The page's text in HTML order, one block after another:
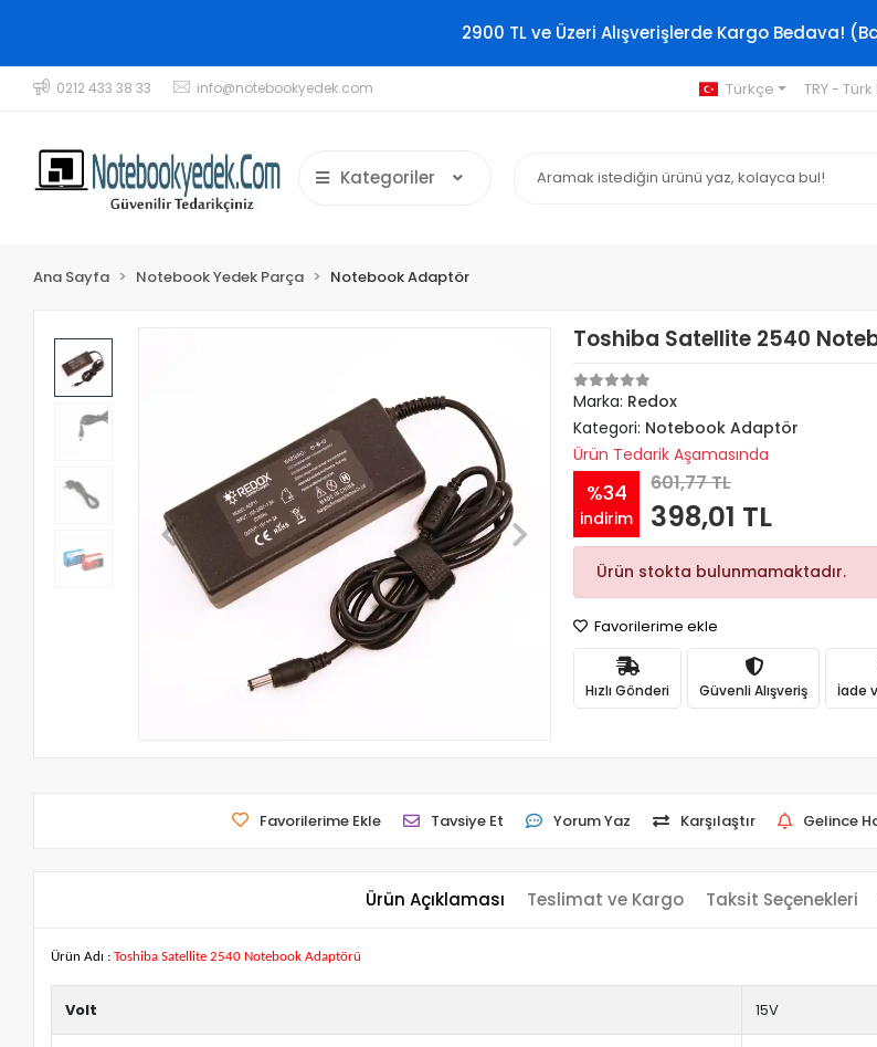
2900 TL ve Üzeri Alışverişlerde Kargo Bedava!
0212 433 38 33 info@notebookyedek.com Türkçe TRY - Türk
Kategoriler
Ana Sayfa Notebook Yedek Parça Notebook Adaptör
Toshiba Satellite 2540
Marka: Redox
Kategori: Notebook Adaptör
Ürün Tedarik Aşamasında
%34
indirim
601,77 TL
398,01 TL
Ürün stokta bulunmamaktadır.
Favorilerime ekle
Hızlı Gönderi Güvenli Alışveriş İade
Favorilerime Ekle Tavsiye Et Yorum Yaz Karşılaştır Gelince
Ürün Açıklaması Teslimat ve Kargo Taksit Seçenekleri
Ürün Adı : Toshiba Satellite 2540 Notebook Adaptörü
Volt 15V